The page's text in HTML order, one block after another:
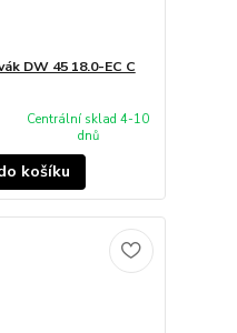
DW 45 18.0-EC C
Centrální sklad 4-10
dnů
košíku